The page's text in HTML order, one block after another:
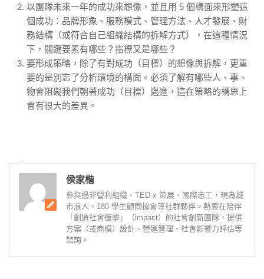
以團隊未來一年的成功來想像，並且用 5 個構面來形塑這
個成功：品牌形象、服務模式、管理方法、人才發展、財
務結構（或符合自己組織結構的拆解方式），在這種情況
下，關鍵要素有哪些？指標又是哪些？
要形成策略，除了有對成功（目標）的想像與拆解，更重
要的是別忘了分析環境的構面。必須了解有哪些人、事、
物會阻礙我們朝著成功（目標）邁進，這在策略的構思上
會有很大的差異。
侯家楷
參與過非營利組織、TED x 策展、國際志工，現為城
市浪人、180 學生顧問協會等社群夥伴。熱衷在陪伴
「創造社會衝擊」（impact）的社會創新團隊，提供
方案（或商模）設計、營運管理、社會影響力評估等
諮詢。